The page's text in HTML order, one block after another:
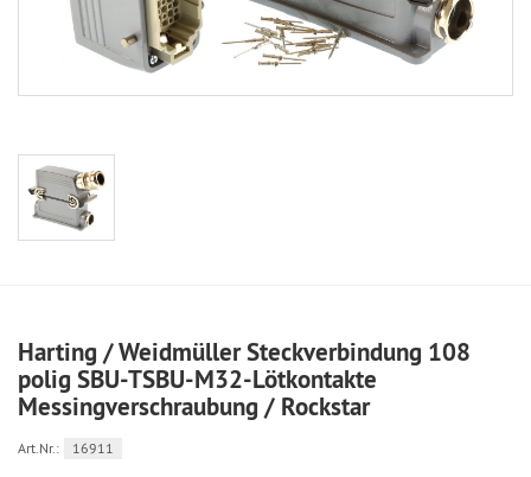
Harting / Weidmüller Steckverbindung 108
polig SBU-TSBU-M32-Lötkontakte
Messingverschraubung / Rockstar
Art.Nr.: 16911